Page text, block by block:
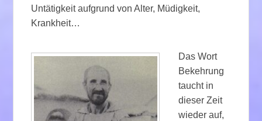
Untätigkeit aufgrund von Alter, Müdigkeit,
Krankheit…
Das Wort
Bekehrung
taucht in
dieser Zeit
wieder auf,